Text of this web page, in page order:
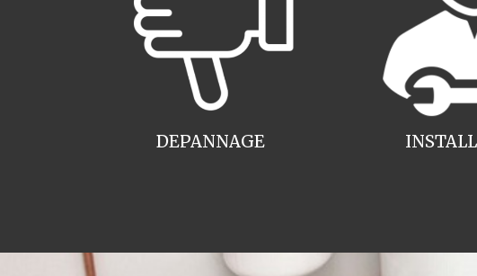
DEPANNAGE